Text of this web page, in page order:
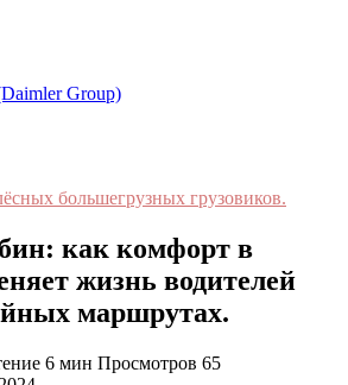
Group)
большегрузных грузовиков.
как комфорт в
жизнь водителей
маршрутах.
6 мин Просмотров 65